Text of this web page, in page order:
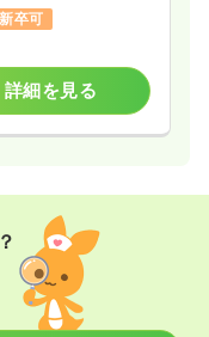
卒可
詳細を見る